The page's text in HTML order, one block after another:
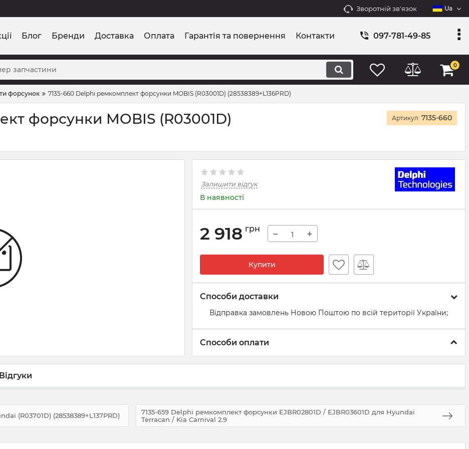
Зворотній зв'язок Ua
Блог Бренди Доставка Оплата Гарантія та повернення Контакти 097-781-49-85
0
форсунок 7135-660 Delphi ремкомплект форсунки MOBIS (R03001D) (28538389+L136PRD)
форсунки MOBIS (R03001D)
Артикул: 7135-660
Залишити відгук
В наявності
2 918 грн − +
Купити
Способи доставки
Відправка замовлень Новою Поштою по всій території України;
Способи оплати
Відгуки
(R03701D) (28538389+L137PRD)
7135-659 Delphi ремкомплект форсунки EJBR02801D / EJBR03601D для Hyundai
Terracan / Kia Carnival 2.9